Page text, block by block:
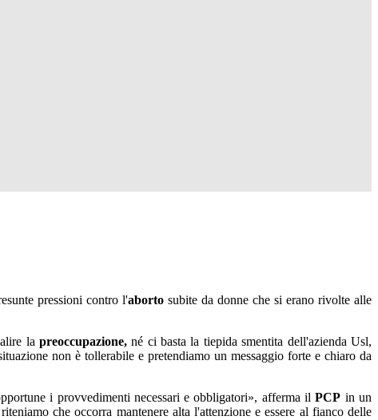
pressioni contro l'aborto subite da donne che si erano rivolte alle
la preoccupazione,né ci basta la tiepida smentita dell'azienda Usl,
non è tollerabile e pretendiamo un messaggio forte e chiaro da
i provvedimenti necessari e obbligatori», afferma ilPCP in un
che occorra mantenere alta l'attenzione e essere al fianco delle